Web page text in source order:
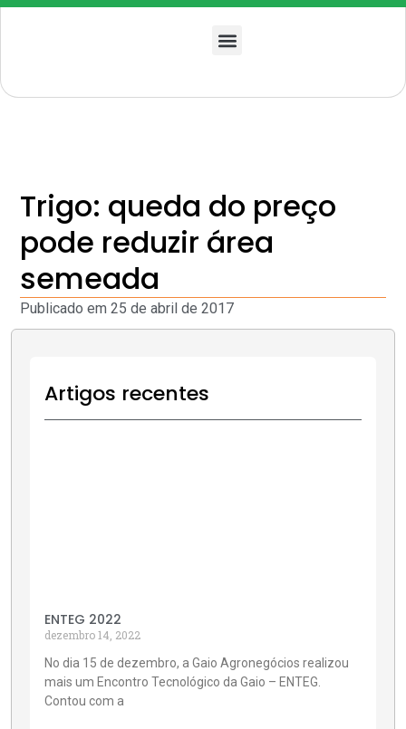
Trigo: queda do preço
pode reduzir área
semeada
Publicado em 25 de abril de 2017
Artigos recentes
ENTEG 2022
dezembro 14, 2022
No dia 15 de dezembro, a Gaio Agronegócios realizou
mais um Encontro Tecnológico da Gaio – ENTEG.
Contou com a